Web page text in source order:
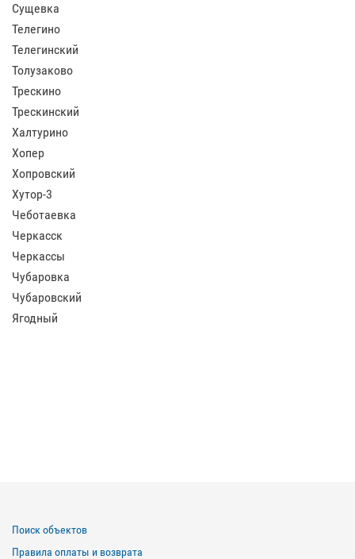
Сущевка
Телегино
Телегинский
Толузаково
Трескино
Трескинский
Халтурино
Хопер
Хопровский
Хутор-3
Чеботаевка
Черкасск
Черкассы
Чубаровка
Чубаровский
Ягодный
Поиск объектов
Правила оплаты и возврата